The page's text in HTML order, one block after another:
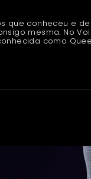
que conheceu e
mesma. No
como